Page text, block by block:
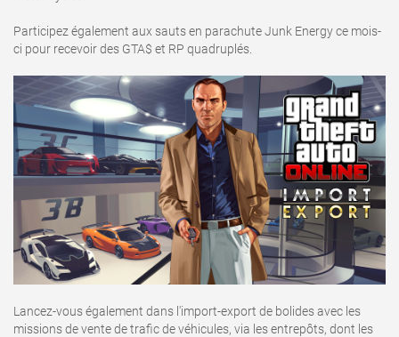
Participez également aux sauts en parachute Junk Energy ce mois-
ci pour recevoir des GTA$ et RP quadruplés.
Lancez-vous également dans l'import-export de bolides avec les
missions de vente de trafic de véhicules, via les entrepôts, dont les